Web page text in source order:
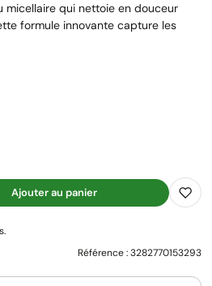
qui nettoie en douceur
formule innovante capture les
Ajouter au panier
Référence :3282770153293